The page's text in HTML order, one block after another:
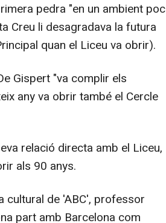
pedra "en un ambient poc
Creu li desagradava la futura
quan el Liceu va obrir).
Gispert "va complir els
any va obrir també el Cercle
relació directa amb el Liceu,
als 90 anys.
cultural de 'ABC', professor
part amb Barcelona com